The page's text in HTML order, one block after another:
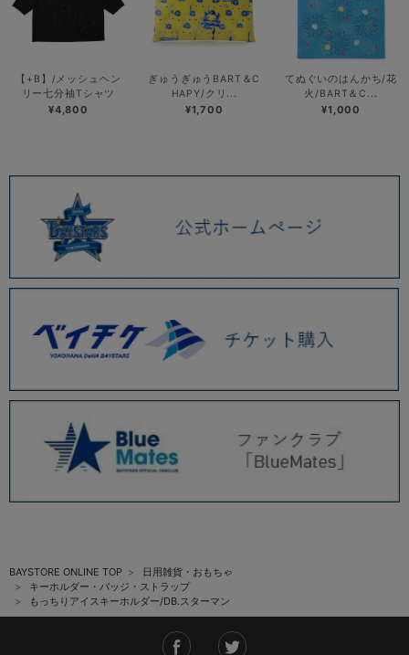
【+B】/メッシュヘン
リー七分袖Tシャツ
¥4,800
ぎゅうぎゅうBART＆C
HAPY/クリ...
¥1,700
てぬぐいのはんかち/花
火/BART＆C...
¥1,000
BAYSTORE ONLINE TOP
日用雑貨・おもちゃ
キーホルダー・バッジ・ストラップ
もっちりアイスキーホルダー/DB.スターマン